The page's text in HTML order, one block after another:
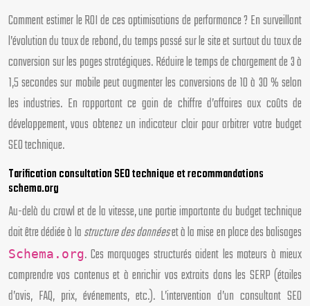
Comment estimer le ROI de ces optimisations de performance ? En surveillant
l’évolution du taux de rebond, du temps passé sur le site et surtout du taux de
conversion sur les pages stratégiques. Réduire le temps de chargement de 3 à
1,5 secondes sur mobile peut augmenter les conversions de 10 à 30 % selon
les industries. En rapportant ce gain de chiffre d’affaires aux coûts de
développement, vous obtenez un indicateur clair pour arbitrer votre budget
SEO technique.
Tarification consultation SEO technique et recommandations
schema.org
Au-delà du crawl et de la vitesse, une partie importante du budget technique
doit être dédiée à lastructure des donnéeset à la mise en place des balisages
Schema.org. Ces marquages structurés aident les moteurs à mieux
comprendre vos contenus et à enrichir vos extraits dans les SERP (étoiles
d’avis, FAQ, prix, événements, etc.). L’intervention d’un consultant SEO